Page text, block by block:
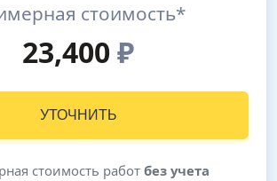
стоимость*
23,400₽
УТОЧНИТЬ
стоимость работ без учета